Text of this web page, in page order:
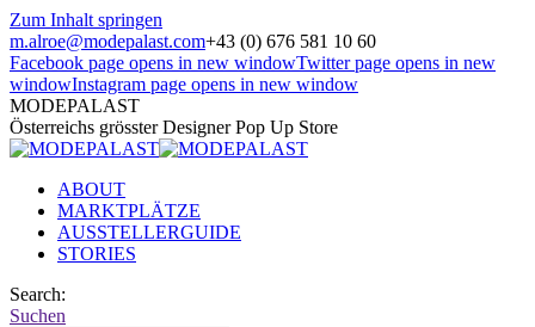
Zum Inhalt springen
m.alroe@modepalast.com+43 (0) 676 581 10 60
Facebook page opens in new windowTwitter page opens in new
windowInstagram page opens in new window
MODEPALAST
Österreichs grösster Designer Pop Up Store
ABOUT
MARKTPLÄTZE
AUSSTELLERGUIDE
STORIES
Search:
Suchen